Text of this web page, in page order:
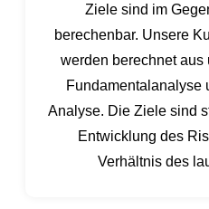
Ziele sind im
berechenbar. Unsere
werden berechnet
Fundamentalanalyse
Analyse. Die Ziele sind
Entwicklung des
Verhältnis des